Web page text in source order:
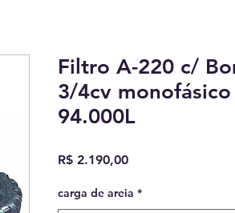
Filtro A-220 c/
3/4cv
94.000L
R$ 2.190,00Preço
carga de areia *